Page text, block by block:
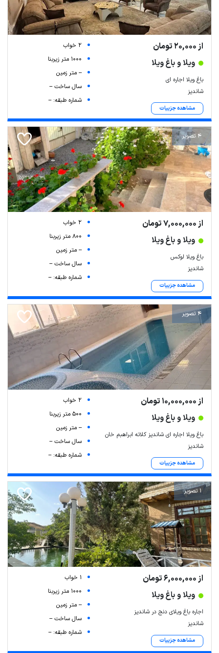
از 20,000 تومان
ویلا و باغ ویلا
باغ ویلا اجاره ای
شاندیز
مشاهده جزییات
2 خواب
1000 متر زیربنا
-- متر زمین
سال ساخت --
شماره طبقه: --
4 تصویر
از 7,000,000 تومان
ویلا و باغ ویلا
باغ ویلا لوکس
شاندیز
مشاهده جزییات
2 خواب
800 متر زیربنا
-- متر زمین
سال ساخت --
شماره طبقه: --
4 تصویر
از 10,000,000 تومان
ویلا و باغ ویلا
باغ ویلا اجاره ای شاندیز کلاته ابراهبم خان
شاندیز
مشاهده جزییات
2 خواب
500 متر زیربنا
-- متر زمین
سال ساخت --
شماره طبقه: --
1 تصویر
از 6,000,000 تومان
ویلا و باغ ویلا
اجاره باغ ویلای دنج در شاندیز
شاندیز
مشاهده جزییات
1 خواب
1000 متر زیربنا
-- متر زمین
سال ساخت --
شماره طبقه: --